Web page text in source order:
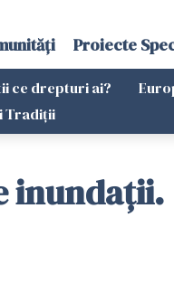
Proiecte
ce drepturi ai?
Tradiții
inundații.